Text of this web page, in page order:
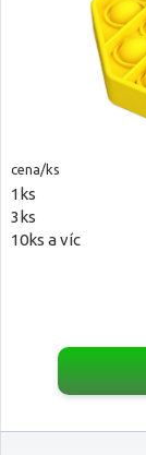
cena/ks
1ks
3ks
10ks a víc